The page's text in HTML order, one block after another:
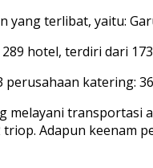
yang terlibat, yaitu:
hotel, terdiri dari
katering:
melayani
Adapun keenam